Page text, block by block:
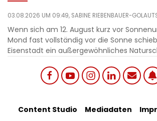
03.08.2026 UM 09:49, SABINE RIEBENBAUER-
Wenn sich am 12. August kurz vor
Mond fast vollständig vor die Sonne
Eisenstadt ein außergewöhnliches
Footer
Content Studio Mediadaten